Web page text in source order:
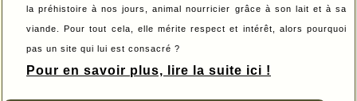
la préhistoire à nos jours, animal nourricier grâce à son lait et à sa
viande. Pour tout cela, elle mérite respect et intérêt, alors pourquoi
pas un site qui lui est consacré ?
Pour en savoir plus, lire la suite ici !